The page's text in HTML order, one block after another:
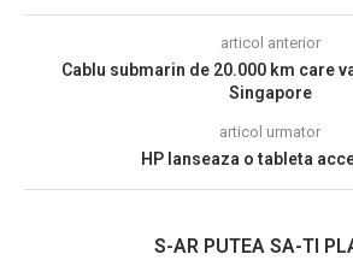
articol anterior
Cablu submarin de 20.000 km care
Singapore
articol urmator
HP lanseaza o tableta
S-AR PUTEA SA-TI